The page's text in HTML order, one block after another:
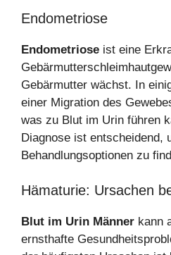
Endometriose
Endometriose ist eine
Gebärmutter wächst. In
einer Migration des
was zu Blut im Urin führen
Diagnose ist entscheidend,
Behandlungsoptionen zu
Hämaturie: Ursachen
Blut im Urin Männer kann
ernsthafte